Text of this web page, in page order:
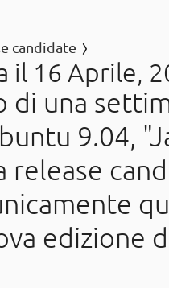
candidate
il 16 Aprile,
di una
9.04,
release
edizione